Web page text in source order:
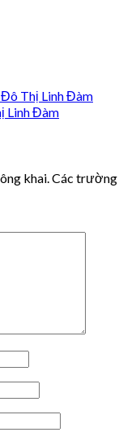
Thị Linh Đàm
Linh Đàm
khai. Các trường